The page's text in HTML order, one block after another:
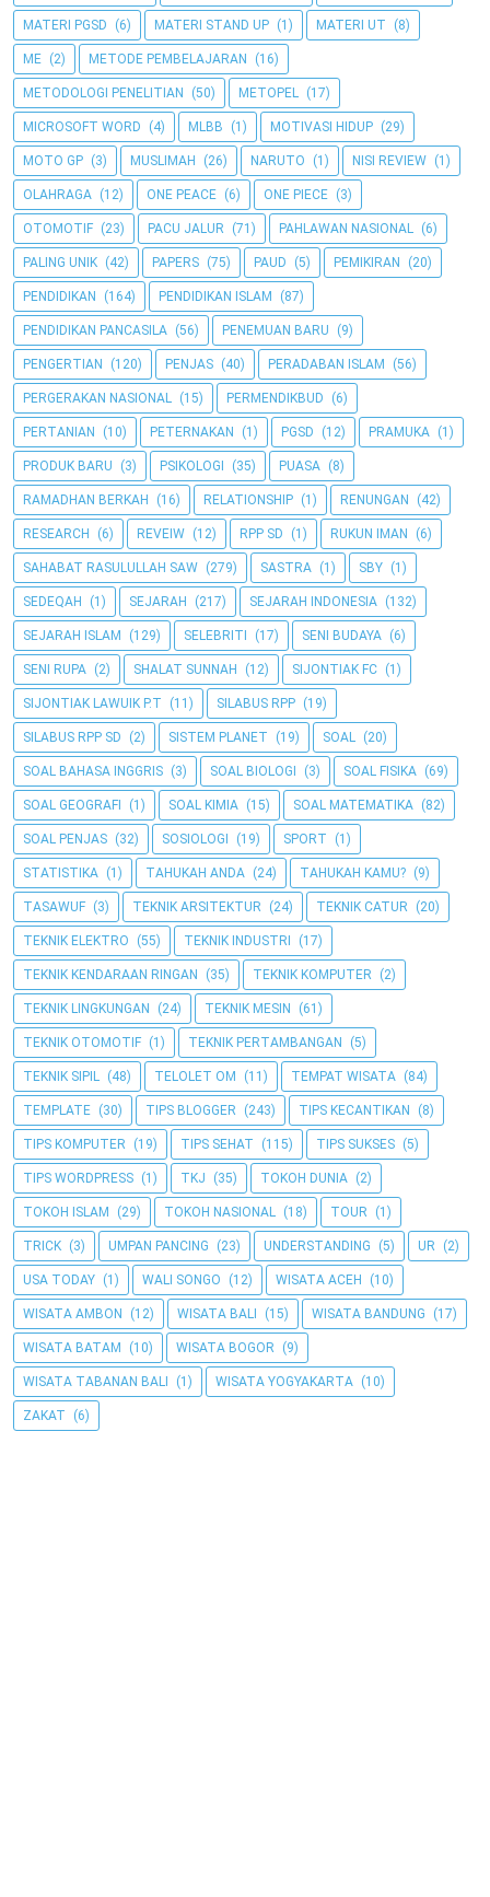
MATERI PGSD (6) MATERI STAND UP (1) MATERI UT (8)
ME (2) METODE PEMBELAJARAN (16)
METODOLOGI PENELITIAN (50) METOPEL (17)
MICROSOFT WORD (4) MLBB (1) MOTIVASI HIDUP (29)
MOTO GP (3) MUSLIMAH (26) NARUTO (1) NISI REVIEW (1)
OLAHRAGA (12) ONE PEACE (6) ONE PIECE (3)
OTOMOTIF (23) PACU JALUR (71) PAHLAWAN NASIONAL (6)
PALING UNIK (42) PAPERS (75) PAUD (5) PEMIKIRAN (20)
PENDIDIKAN (164) PENDIDIKAN ISLAM (87)
PENDIDIKAN PANCASILA (56) PENEMUAN BARU (9)
PENGERTIAN (120) PENJAS (40) PERADABAN ISLAM (56)
PERGERAKAN NASIONAL (15) PERMENDIKBUD (6)
PERTANIAN (10) PETERNAKAN (1) PGSD (12) PRAMUKA (1)
PRODUK BARU (3) PSIKOLOGI (35) PUASA (8)
RAMADHAN BERKAH (16) RELATIONSHIP (1) RENUNGAN (42)
RESEARCH (6) REVEIW (12) RPP SD (1) RUKUN IMAN (6)
SAHABAT RASULULLAH SAW (279) SASTRA (1) SBY (1)
SEDEQAH (1) SEJARAH (217) SEJARAH INDONESIA (132)
SEJARAH ISLAM (129) SELEBRITI (17) SENI BUDAYA (6)
SENI RUPA (2) SHALAT SUNNAH (12) SIJONTIAK FC (1)
SIJONTIAK LAWUIK P.T (11) SILABUS RPP (19)
SILABUS RPP SD (2) SISTEM PLANET (19) SOAL (20)
SOAL BAHASA INGGRIS (3) SOAL BIOLOGI (3) SOAL FISIKA (69)
SOAL GEOGRAFI (1) SOAL KIMIA (15) SOAL MATEMATIKA (82)
SOAL PENJAS (32) SOSIOLOGI (19) SPORT (1)
STATISTIKA (1) TAHUKAH ANDA (24) TAHUKAH KAMU? (9)
TASAWUF (3) TEKNIK ARSITEKTUR (24) TEKNIK CATUR (20)
TEKNIK ELEKTRO (55) TEKNIK INDUSTRI (17)
TEKNIK KENDARAAN RINGAN (35) TEKNIK KOMPUTER (2)
TEKNIK LINGKUNGAN (24) TEKNIK MESIN (61)
TEKNIK OTOMOTIF (1) TEKNIK PERTAMBANGAN (5)
TEKNIK SIPIL (48) TELOLET OM (11) TEMPAT WISATA (84)
TEMPLATE (30) TIPS BLOGGER (243) TIPS KECANTIKAN (8)
TIPS KOMPUTER (19) TIPS SEHAT (115) TIPS SUKSES (5)
TIPS WORDPRESS (1) TKJ (35) TOKOH DUNIA (2)
TOKOH ISLAM (29) TOKOH NASIONAL (18) TOUR (1)
TRICK (3) UMPAN PANCING (23) UNDERSTANDING (5) UR (2)
USA TODAY (1) WALI SONGO (12) WISATA ACEH (10)
WISATA AMBON (12) WISATA BALI (15) WISATA BANDUNG (17)
WISATA BATAM (10) WISATA BOGOR (9)
WISATA TABANAN BALI (1) WISATA YOGYAKARTA (10)
ZAKAT (6)